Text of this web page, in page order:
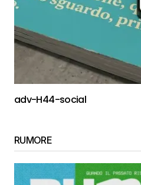
adv-H44-social
RUMORE